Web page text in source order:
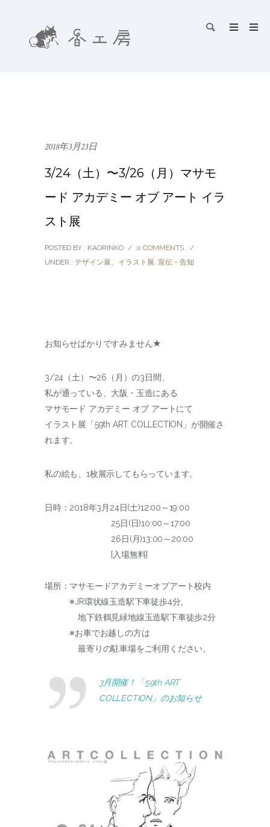
2018年3月23日
3/24（土）〜3/26（月）マサモ
ード アカデミー オブ アート イラ
スト展
POSTED BY : KAORINKO / 0 COMMENTS
/
UNDER : デザイン展、イラスト展, 宣伝・告知
お知らせばかりですみません★
3/24（土）〜26（月）の3日間、
私が通っている、大阪・玉造にある
マサモード アカデミー オブ アートにて
イラスト展「59th ART COLLECTION」が開催さ
れます。
私の絵も、1枚展示してもらっています。
日時：2018年3月24日(土)12:00～19:00
25日(日)10:00～17:00
26日(月)13:00～20:00
[入場無料]
場所：マサモードアカデミーオブアート校内
※JR環状線玉造駅下車徒歩4分、
地下鉄鶴見緑地線玉造駅下車徒歩2分
※お車でお越しの方は
最寄りの駐車場をご利用ください。
3月開催！「59th ART
COLLECTION」のお知らせ